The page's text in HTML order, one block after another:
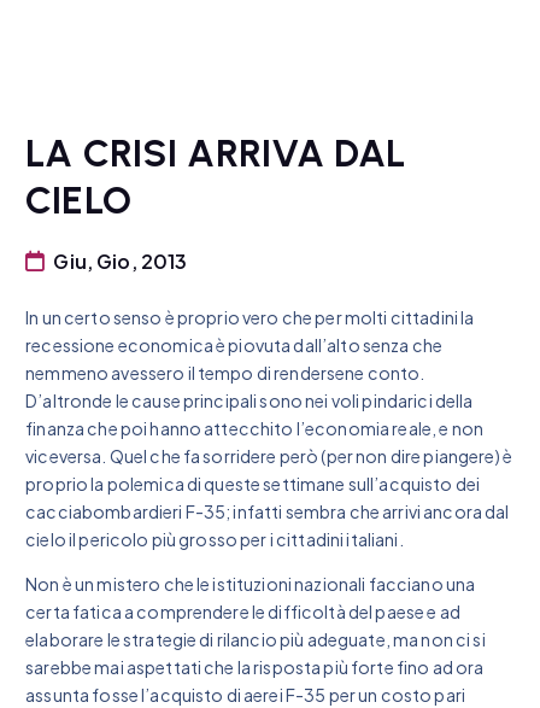
LA CRISI ARRIVA DAL
CIELO
Giu, Gio, 2013
In un certo senso è proprio vero che per molti cittadini la
recessione economica è piovuta dall’alto senza che
nemmeno avessero il tempo di rendersene conto.
D’altronde le cause principali sono nei voli pindarici della
finanza che poi hanno attecchito l’economia reale, e non
viceversa. Quel che fa sorridere però (per non dire piangere) è
proprio la polemica di queste settimane sull’acquisto dei
cacciabombardieri F-35; infatti sembra che arrivi ancora dal
cielo il pericolo più grosso per i cittadini italiani.
Non è un mistero che le istituzioni nazionali facciano una
certa fatica a comprendere le difficoltà del paese e ad
elaborare le strategie di rilancio più adeguate, ma non ci si
sarebbe mai aspettati che la risposta più forte fino ad ora
assunta fosse l’acquisto di aerei F-35 per un costo pari